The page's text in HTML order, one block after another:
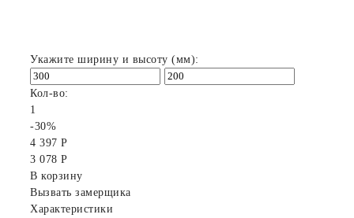
Укажите ширину и высоту (мм):
Кол-во:
1
-30%
4 397 Р
3 078 Р
В корзину
Вызвать замерщика
Характеристики